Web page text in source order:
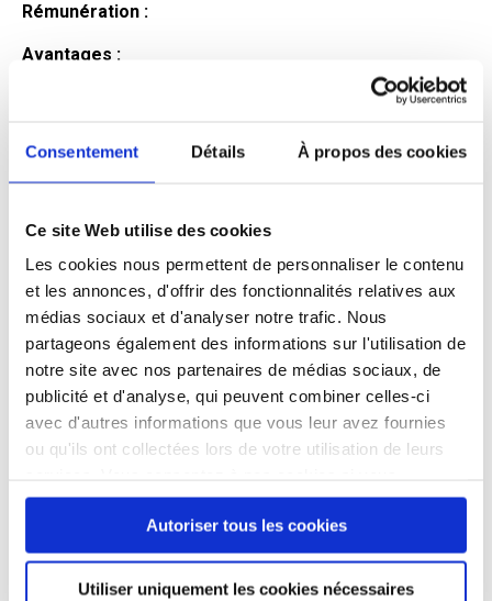
Consentement Détails À propos des cookies
Ce site Web utilise des cookies
Les cookies nous permettent de personnaliser le contenu
et les annonces, d'offrir des fonctionnalités relatives aux
médias sociaux et d'analyser notre trafic. Nous
partageons également des informations sur l'utilisation de
notre site avec nos partenaires de médias sociaux, de
publicité et d'analyse, qui peuvent combiner celles-ci
avec d'autres informations que vous leur avez fournies
ou qu'ils ont collectées lors de votre utilisation de leurs
continuez à utiliser notre site Web.
Autoriser tous les cookies
Utiliser uniquement les cookies nécessaires
Rémunération :
Avantages :
Profil du
candidat
Qualifications et diplômes :
Profil recherché :
Expérience :
Processus
de
recrutement